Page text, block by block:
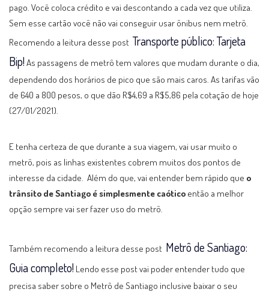
pago. Você coloca crédito e vai descontando a cada vez que utiliza.
Sem esse cartão você não vai conseguir usar ônibus nem metrô.
Recomendo a leitura desse post Transporte público: Tarjeta
Bip! As passagens de metrô tem valores que mudam durante o dia,
dependendo dos horários de pico que são mais caros. As tarifas vão
de 640 a 800 pesos, o que dão R$4,69 a R$5,86 pela cotação de hoje
(27/01/2021).
E tenha certeza de que durante a sua viagem, vai usar muito o
metrô, pois as linhas existentes cobrem muitos dos pontos de
interesse da cidade. Além do que, vai entender bem rápido que o
trânsito de Santiago é simplesmente caótico então a melhor
opção sempre vai ser fazer uso do metrô.
Também recomendo a leitura desse post Metrô de Santiago:
Guia completo! Lendo esse post vai poder entender tudo que
precisa saber sobre o Metrô de Santiago inclusive baixar o seu